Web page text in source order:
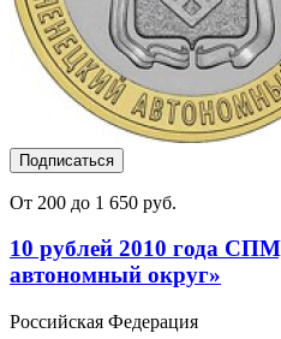
Подписаться
От 200 до 1 650 руб.
10 рублей 2010 года
автономный округ»
Российская Федерация